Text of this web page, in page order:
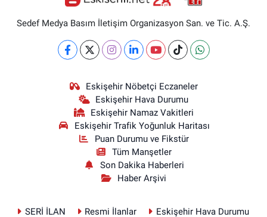
Sedef Medya Basım İletişim Organizasyon San. ve Tic. A.Ş.
Eskişehir Nöbetçi Eczaneler
Eskişehir Hava Durumu
Eskişehir Namaz Vakitleri
Eskişehir Trafik Yoğunluk Haritası
Puan Durumu ve Fikstür
Tüm Manşetler
Son Dakika Haberleri
Haber Arşivi
SERİ İLAN Resmi İlanlar Eskişehir Hava Durumu